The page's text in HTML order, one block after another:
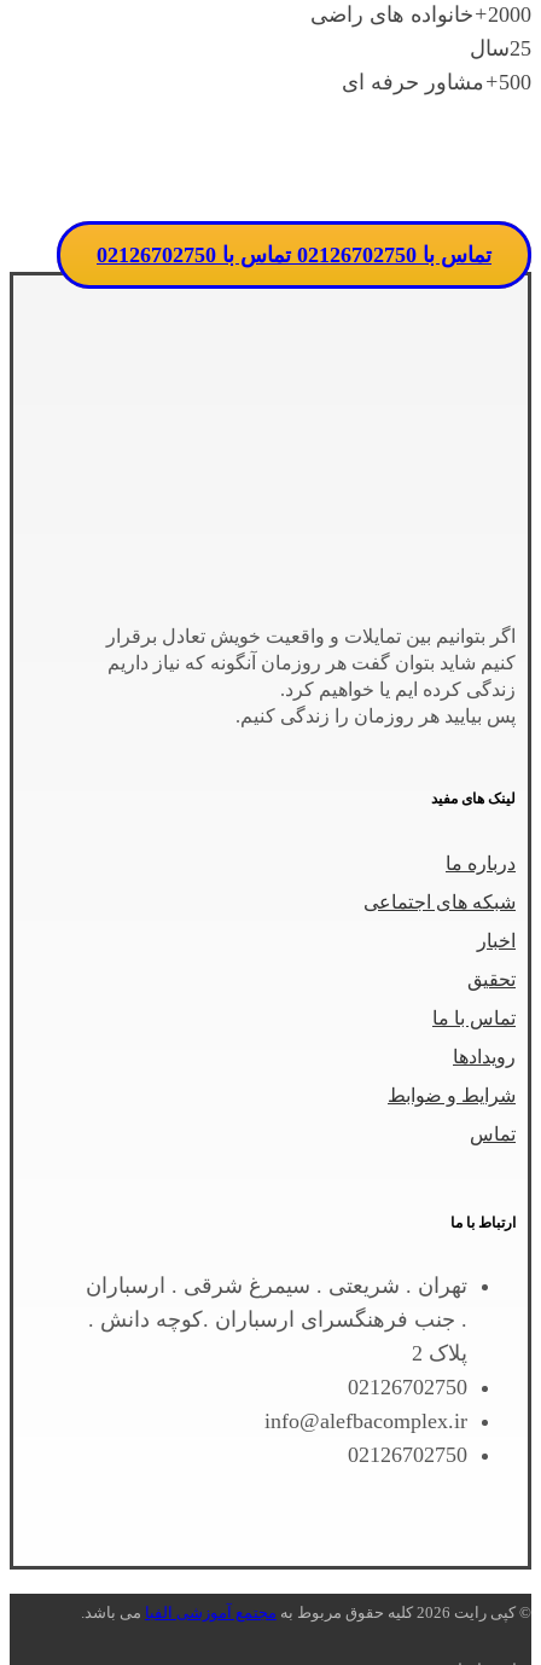
2000
+خانواده های راضی
25سال
500
+مشاور حرفه ای
تماس با 02126702750 تماس با 02126702750
اگر بتوانیم بین تمایلات و واقعیت خویش تعادل برقرار
کنیم شاید بتوان گفت هر روزمان آنگونه که نیاز داریم
زندگی کرده ایم یا خواهیم کرد.
پس بیایید هر روزمان را زندگی کنیم.
لینک های مفید
درباره ما
شبکه های اجتماعی
اخبار
تحقیق
تماس با ما
رویدادها
شرایط و ضوابط
تماس
ارتباط با ما
تهران . شریعتی . سیمرغ شرقی . ارسباران
. جنب فرهنگسرای ارسباران .کوچه دانش .
پلاک 2
02126702750
info@alefbacomplex.ir
02126702750
© کپی رایت 2026 کلیه حقوق مربوط به مجتمع آموزشی الفبا می باشد.